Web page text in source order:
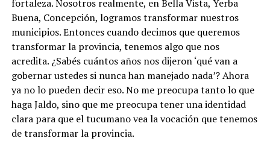
fortaleza. Nosotros realmente, en Bella Vista, Yerba
Buena, Concepción, logramos transformar nuestros
municipios. Entonces cuando decimos que queremos
transformar la provincia, tenemos algo que nos
acredita. ¿Sabés cuántos años nos dijeron ‘qué van a
gobernar ustedes si nunca han manejado nada’? Ahora
ya no lo pueden decir eso. No me preocupa tanto lo que
haga Jaldo, sino que me preocupa tener una identidad
clara para que el tucumano vea la vocación que tenemos
de transformar la provincia.